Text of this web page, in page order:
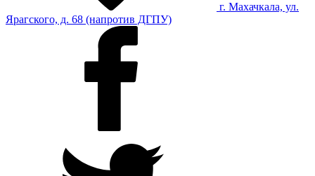
г. Махачкала, ул.
Ярагского, д. 68 (напротив ДГПУ)